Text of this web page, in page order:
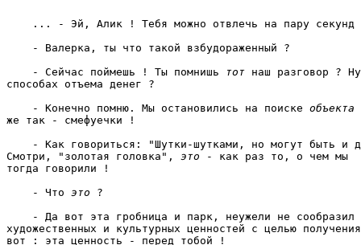
... - Эй, Алик ! Тебя можно отвлечь на пару
- Валерка, ты что такой взбудораженный ?
- Сейчас поймешь ! Ты помнишь тот наш разговор ?
способах отъема денег ?
- Конечно помню. Мы остановились на поиске объекта
же так - смефуечки !
- Как говориться: "Шутки-шутками, но могут быть и
Смотри, "золотая головка", это
- как раз то, о чем мы
тогда говорили !
- Что это ?
- Да вот эта гробница и парк, неужели не сообразил
художественных и культурных ценностей с целью
вот : эта ценность - перед тобой !